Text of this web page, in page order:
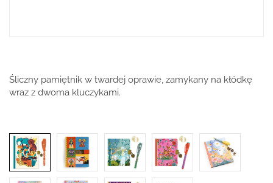
Śliczny pamiętnik w twardej oprawie, zamykany na kłódkę
wraz z dwoma kluczykami.